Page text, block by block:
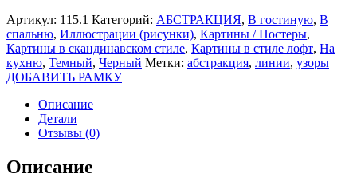
Артикул: 115.1 Категорий: АБСТРАКЦИЯ, В гостиную, В
спальню, Иллюстрации (рисунки), Картины / Постеры,
Картины в скандинавском стиле, Картины в стиле лофт, На
кухню, Темный, Черный Метки: абстракция, линии, узоры
ДОБАВИТЬ РАМКУ
Описание
Детали
Отзывы (0)
Описание